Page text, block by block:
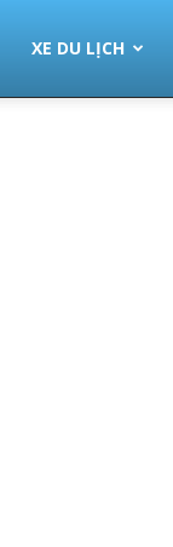
XE DU LỊCH